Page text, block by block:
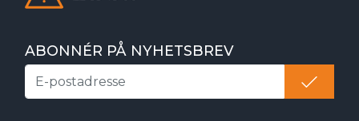
ABONNÉR PÅ NYHETSBREV